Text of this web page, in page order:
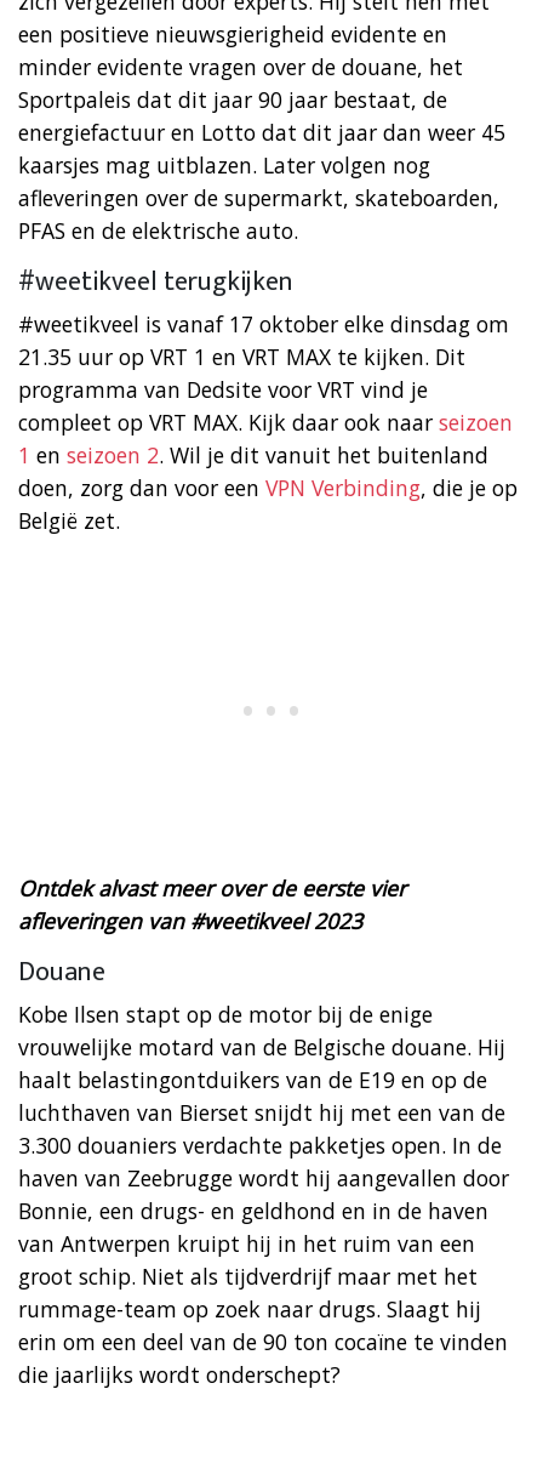
een positieve nieuwsgierigheid evidente en
minder evidente vragen over de douane, het
Sportpaleis dat dit jaar 90 jaar bestaat, de
energiefactuur en Lotto dat dit jaar dan weer 45
kaarsjes mag uitblazen. Later volgen nog
afleveringen over de supermarkt, skateboarden,
PFAS en de elektrische auto.
#weetikveel terugkijken
#weetikveel is vanaf 17 oktober elke dinsdag om
21.35 uur op VRT 1 en VRT MAX te kijken. Dit
programma van Dedsite voor VRT vind je
compleet op VRT MAX. Kijk daar ook naar seizoen
1 en seizoen 2. Wil je dit vanuit het buitenland
doen, zorg dan voor een VPN Verbinding, die je op
België zet.
Ontdek alvast meer over de eerste vier
afleveringen van #weetikveel 2023
Douane
Kobe Ilsen stapt op de motor bij de enige
vrouwelijke motard van de Belgische douane. Hij
haalt belastingontduikers van de E19 en op de
luchthaven van Bierset snijdt hij met een van de
3.300 douaniers verdachte pakketjes open. In de
haven van Zeebrugge wordt hij aangevallen door
Bonnie, een drugs- en geldhond en in de haven
van Antwerpen kruipt hij in het ruim van een
groot schip. Niet als tijdverdrijf maar met het
rummage-team op zoek naar drugs. Slaagt hij
erin om een deel van de 90 ton cocaïne te vinden
die jaarlijks wordt onderschept?